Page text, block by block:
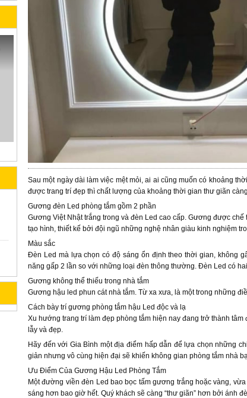
Sau một ngày dài làm việc mệt mỏi, ai ai cũng muốn có khoảng
được trang trí đẹp thì chất lượng của khoảng thời gian thư giãn
Gương đèn Led phòng tắm gồm 2 phần
Gương Việt Nhật trắng trong và đèn Led cao cấp. Gương được
tạo hình, thiết kế bởi đội ngũ những nghệ nhân giàu kinh nghiệm
Màu sắc
Đèn Led mà lựa chọn có độ sáng ổn định theo thời gian, không
năng gấp 2 lần so với những loại đèn thông thường. Đèn Led có
Gương không thể thiếu trong nhà tắm
Gương hậu led phun cát nhà tắm. Từ xa xưa, là một trong những
Cách bày trí gương phòng tắm hậu Led độc và lạ
Xu hướng trang trí làm đẹp phòng tắm hiện nay đang trở thành
lẫy và đẹp.
Hãy đến với Gia Bình một địa điểm hấp dẫn để lựa chọn những
giản nhưng vô cùng hiện đại sẽ khiến không gian phòng tắm nhà
Ưu Điểm Của Gương Hậu Led Phòng Tắm
Một đường viền đèn Led bao bọc tấm gương trắng hoặc vàng,
sáng hơn bao giờ hết. Quý khách sẽ càng “thư giãn” hơn bởi ánh